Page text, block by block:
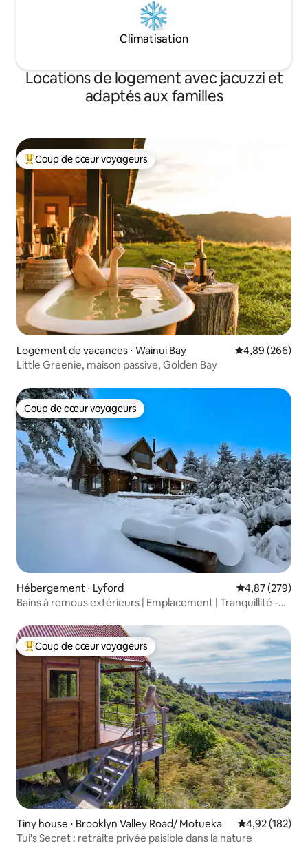
Climatisation
Locations de logement avec jacuzzi et
adaptés aux familles
Coups de cœur voyageurs les plus appréciés
Coup de cœur voyageurs
Logement de vacances ⋅ Wainui Bay Évaluation
4,89 (266)
Little Greenie, maison passive, Golden Bay
Coup de cœur voyageurs
Coup de cœur voyageurs
Hébergement ⋅ Lyford Évaluation
4,87 (279)
Bains à remous extérieurs | Emplacement | Tranquillité -
Coups de cœur voyageurs les plus appréciés
Coup de cœur voyageurs
Tiny house ⋅ Brooklyn Valley Road/ Motueka Évaluation
4,92 (182)
Tui's Secret : retraite privée paisible dans la nature